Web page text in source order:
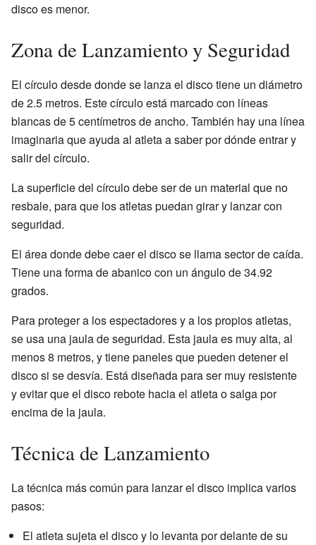
disco es menor.
Zona de Lanzamiento y Seguridad
El círculo desde donde se lanza el disco tiene un diámetro
de 2.5 metros. Este círculo está marcado con líneas
blancas de 5 centímetros de ancho. También hay una línea
imaginaria que ayuda al atleta a saber por dónde entrar y
salir del círculo.
La superficie del círculo debe ser de un material que no
resbale, para que los atletas puedan girar y lanzar con
seguridad.
El área donde debe caer el disco se llama sector de caída.
Tiene una forma de abanico con un ángulo de 34.92
grados.
Para proteger a los espectadores y a los propios atletas,
se usa una jaula de seguridad. Esta jaula es muy alta, al
menos 8 metros, y tiene paneles que pueden detener el
disco si se desvía. Está diseñada para ser muy resistente
y evitar que el disco rebote hacia el atleta o salga por
encima de la jaula.
Técnica de Lanzamiento
La técnica más común para lanzar el disco implica varios
pasos:
El atleta sujeta el disco y lo levanta por delante de su